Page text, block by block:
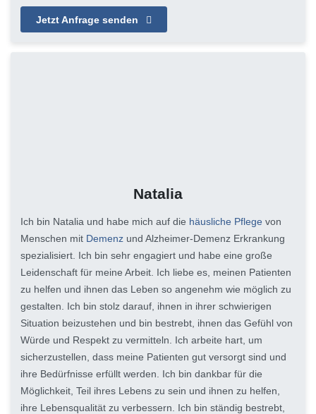
Jetzt Anfrage senden
Natalia
Ich bin Natalia und habe mich auf die häusliche Pflege von
Menschen mit Demenz und Alzheimer-Demenz Erkrankung
spezialisiert. Ich bin sehr engagiert und habe eine große
Leidenschaft für meine Arbeit. Ich liebe es, meinen Patienten
zu helfen und ihnen das Leben so angenehm wie möglich zu
gestalten. Ich bin stolz darauf, ihnen in ihrer schwierigen
Situation beizustehen und bin bestrebt, ihnen das Gefühl von
Würde und Respekt zu vermitteln. Ich arbeite hart, um
sicherzustellen, dass meine Patienten gut versorgt sind und
ihre Bedürfnisse erfüllt werden. Ich bin dankbar für die
Möglichkeit, Teil ihres Lebens zu sein und ihnen zu helfen,
ihre Lebensqualität zu verbessern. Ich bin ständig bestrebt,